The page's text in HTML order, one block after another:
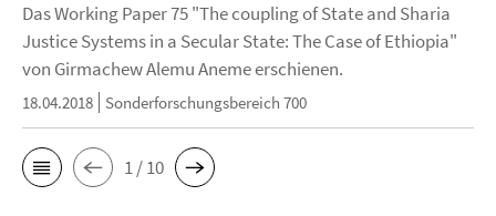
Das Working Paper 75 "The coupling of State and Sharia
Justice Systems in a Secular State: The Case of Ethiopia"
von Girmachew Alemu Aneme erschienen.
18.04.2018 Sonderforschungsbereich 700
1 / 10